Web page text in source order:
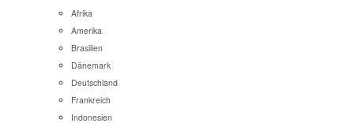
Afrika
Amerika
Brasilien
Dänemark
Deutschland
Frankreich
Indonesien